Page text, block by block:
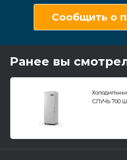
Сообщить о
Ранее вы
СЛУЧЬ 700